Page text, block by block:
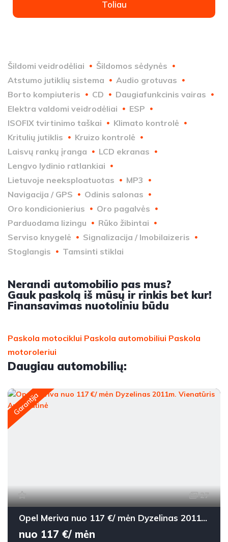
Toliau
Šildomi veidrodėliai
Šildomos sėdynės
Atstumo jutiklių sistema
Audio grotuvas
Borto kompiuteris
CD
Daugiafunkcinis vairas
Elektra valdomi veidrodėliai
ESP
ISOFIX tvirtinimo taškai
Klimato kontrolė
Kritulių jutiklis
Kruizo kontrolė
Laisvų rankų įranga
LCD ekranas
Lengvo lydinio ratlankiai
Lietuvoje neeksploatuotas
MP3
Navigacija / GPS
Odinis salonas
Oro kondicionierius
Oro pagalvės
Parduodama lizingu
Rūko žibintai
Serviso knygelė
Signalizacija / Imobilaizeris
Stoglangis
Tamsinti stiklai
Nerandi automobilio pas mus?
Gauk paskolą iš mūsų ir rinkis bet kur!
Finansavimas nuotoliniu būdu
Paskola motociklui Paskola automobiliui Paskola
motoroleriui
Daugiau automobilių:
Garantija
27
Opel Meriva nuo 117 €/ mėn Dyzelinas 2011m. Vienatūris Automatinė
nuo 117 €/ mėn